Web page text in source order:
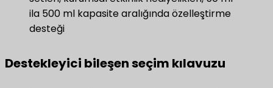
ila 500 ml kapasite aralığında özelleştirme
desteği
Destekleyici bileşen seçim kılavuzu